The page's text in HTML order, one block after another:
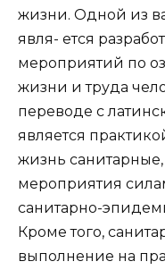
жизни. Одной из
явля- ется
мероприятий по
жизни и труда
переводе с
является
жизнь
мероприятия
санитарно-
Кроме того,
выполнение на